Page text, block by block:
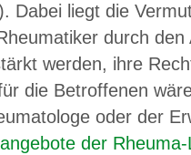
Dabei liegt die
durch
werden, ihre
die Betroffenen
oder der
der Rheuma-